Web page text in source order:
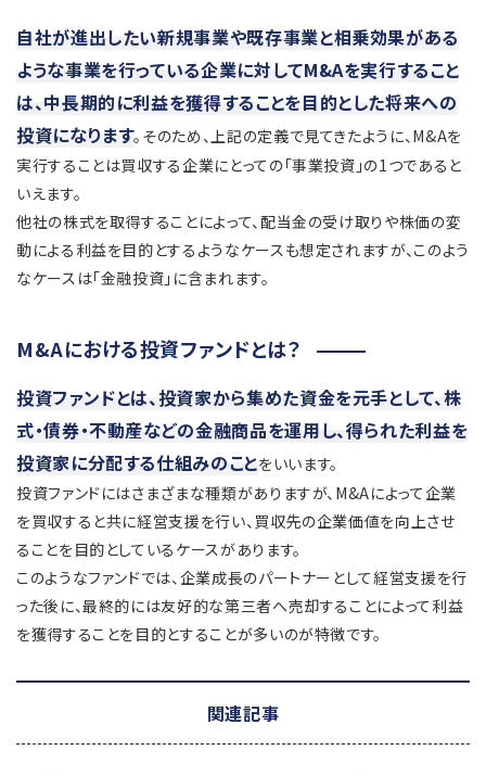
自社が進出したい新規事業や既存事業と相乗効果がある
ような事業を行っている企業に対してM&Aを実行すること
は、中長期的に利益を獲得することを目的とした将来への
投資になります。そのため、上記の定義で見てきたように、M&Aを
実行することは買収する企業にとっての「事業投資」の1つであると
いえます。
他社の株式を取得することによって、配当金の受け取りや株価の変
動による利益を目的とするようなケースも想定されますが、このよう
なケースは「金融投資」に含まれます。
M&Aにおける投資ファンドとは？
投資ファンドとは、投資家から集めた資金を元手として、株
式・債券・不動産などの金融商品を運用し、得られた利益を
投資家に分配する仕組みのことをいいます。
投資ファンドにはさまざまな種類がありますが、M&Aによって企業
を買収すると共に経営支援を行い、買収先の企業価値を向上させ
ることを目的としているケースがあります。
このようなファンドでは、企業成長のパートナーとして経営支援を行
った後に、最終的には友好的な第三者へ売却することによって利益
を獲得することを目的とすることが多いのが特徴です。
関連記事